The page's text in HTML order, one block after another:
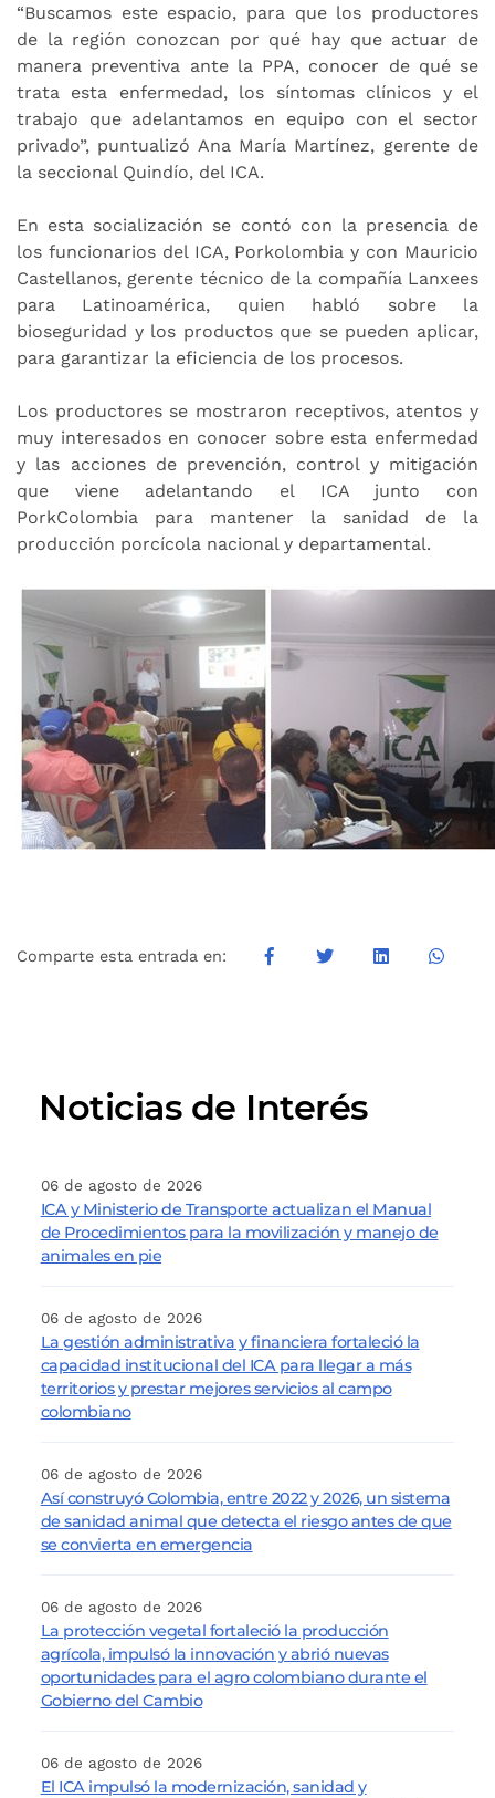
“Buscamos este espacio, para que los productores
de la región conozcan por qué hay que actuar de
manera preventiva ante la PPA, conocer de qué se
trata esta enfermedad, los síntomas clínicos y el
trabajo que adelantamos en equipo con el sector
privado”, puntualizó Ana María Martínez, gerente de
la seccional Quindío, del ICA.
En esta socialización se contó con la presencia de
los funcionarios del ICA, Porkolombia y con Mauricio
Castellanos, gerente técnico de la compañía Lanxees
para Latinoamérica, quien habló sobre la
bioseguridad y los productos que se pueden aplicar,
para garantizar la eficiencia de los procesos.
Los productores se mostraron receptivos, atentos y
muy interesados en conocer sobre esta enfermedad
y las acciones de prevención, control y mitigación
que viene adelantando el ICA junto con
PorkColombia para mantener la sanidad de la
producción porcícola nacional y departamental.
Comparte esta entrada en:
Noticias de Interés
06 de agosto de 2026
ICA y Ministerio de Transporte actualizan el Manual
de Procedimientos para la movilización y manejo de
animales en pie
06 de agosto de 2026
La gestión administrativa y financiera fortaleció la
capacidad institucional del ICA para llegar a más
territorios y prestar mejores servicios al campo
colombiano
06 de agosto de 2026
Así construyó Colombia, entre 2022 y 2026, un sistema
de sanidad animal que detecta el riesgo antes de que
se convierta en emergencia
06 de agosto de 2026
La protección vegetal fortaleció la producción
agrícola, impulsó la innovación y abrió nuevas
oportunidades para el agro colombiano durante el
Gobierno del Cambio
06 de agosto de 2026
El ICA impulsó la modernización, sanidad y